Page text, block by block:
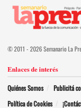
© 2011 - 2026 Semanario La
Enlaces de interés
Quiénes Somos Publicitá
Política de Cookies